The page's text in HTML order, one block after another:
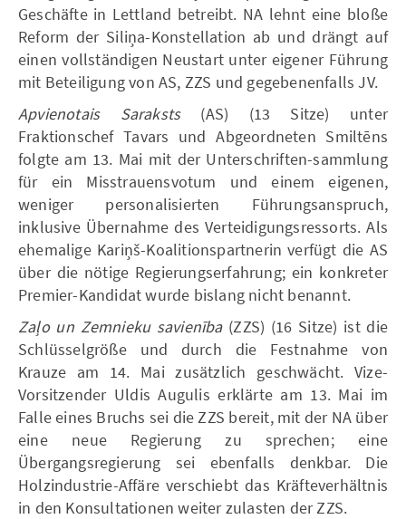
Geschäfte in Lettland betreibt. NA lehnt eine bloße
Reform der Siliņa-Konstellation ab und drängt auf
einen vollständigen Neustart unter eigener Führung
mit Beteiligung von AS, ZZS und gegebenenfalls JV.
Apvienotais Saraksts(AS) (13 Sitze) unter
Fraktionschef Tavars und Abgeordneten Smiltēns
folgte am 13. Mai mit der Unterschriften-sammlung
für ein Misstrauensvotum und einem eigenen,
weniger personalisierten Führungsanspruch,
inklusive Übernahme des Verteidigungsressorts. Als
ehemalige Kariņš-Koalitionspartnerin verfügt die AS
über die nötige Regierungserfahrung; ein konkreter
Premier-Kandidat wurde bislang nicht benannt.
Zaļo un Zemnieku savienība(ZZS) (16 Sitze) ist die
Schlüsselgröße und durch die Festnahme von
Krauze am 14. Mai zusätzlich geschwächt. Vize-
Vorsitzender Uldis Augulis erklärte am 13. Mai im
Falle eines Bruchs sei die ZZS bereit, mit der NA über
eine neue Regierung zu sprechen; eine
Übergangsregierung sei ebenfalls denkbar. Die
Holzindustrie-Affäre verschiebt das Kräfteverhältnis
in den Konsultationen weiter zulasten der ZZS.